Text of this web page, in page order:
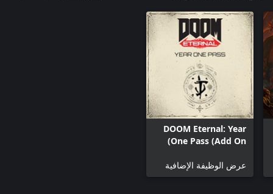
DOOM Eternal: Year
One Pass (Add On)
عرض الوظيفة الإضافية